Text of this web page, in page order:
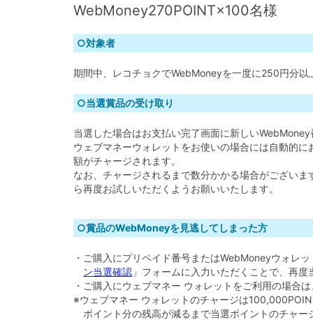
WebMoney270POINT×100名様
○対象者
期間中、レコチョクでWebMoneyを一度に250円分以
○当選賞品の受け取り
当選した場合はお支払い完了画面に新しい
ウェブマネーウォレットをお使いの場合には自動的
額がチャージされます。
なお、チャージされるまで数分かかる場合がござい
ら再度お試しいただくようお願いいたします。
○賞品のWebMoneyを見逃してしまった方
・ご購入にプリペイド番号またはWebMoneyウォレ
ン当選確認 」フォームに入力いただくことで、再
・ご購入にウェブマネー ウォレットをご利用の場合
※ウェブマネー ウォレットのチャージは
ポイント分の残高が減るまで当選ポイントのチャ